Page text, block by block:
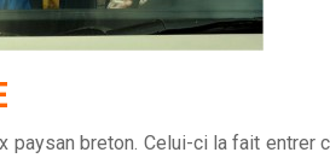
paysan breton. Celui-ci la fait entrer